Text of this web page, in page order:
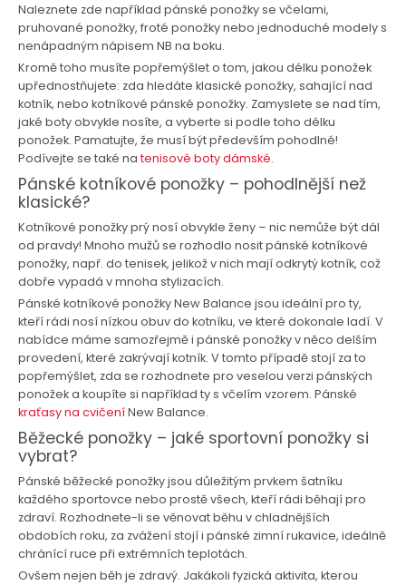
Naleznete zde například pánské ponožky se včelami,
pruhované ponožky, froté ponožky nebo jednoduché modely s
nenápadným nápisem NB na boku.
Kromě toho musíte popřemýšlet o tom, jakou délku ponožek
upřednostňujete: zda hledáte klasické ponožky, sahající nad
kotník, nebo kotníkové pánské ponožky. Zamyslete se nad tím,
jaké boty obvykle nosíte, a vyberte si podle toho délku
ponožek. Pamatujte, že musí být především pohodlné!
Podívejte se také na tenisové boty dámské.
Pánské kotníkové ponožky – pohodlnější než
klasické?
Kotníkové ponožky prý nosí obvykle ženy – nic nemůže být dál
od pravdy! Mnoho mužů se rozhodlo nosit pánské kotníkové
ponožky, např. do tenisek, jelikož v nich mají odkrytý kotník, což
dobře vypadá v mnoha stylizacích.
Pánské kotníkové ponožky New Balance jsou ideální pro ty,
kteří rádi nosí nízkou obuv do kotníku, ve které dokonale ladí. V
nabídce máme samozřejmě i pánské ponožky v něco delším
provedení, které zakrývají kotník. V tomto případě stojí za to
popřemýšlet, zda se rozhodnete pro veselou verzi pánských
ponožek a koupíte si například ty s včelím vzorem. Pánské
kraťasy na cvičeníNew Balance.
Běžecké ponožky – jaké sportovní ponožky si
vybrat?
Pánské běžecké ponožky jsou důležitým prvkem šatníku
každého sportovce nebo prostě všech, kteří rádi běhají pro
zdraví. Rozhodnete-li se věnovat běhu v chladnějších
obdobích roku, za zvážení stojí i pánské zimní rukavice, ideálně
chránící ruce při extrémních teplotách.
Ovšem nejen běh je zdravý. Jakákoli fyzická aktivita, kterou